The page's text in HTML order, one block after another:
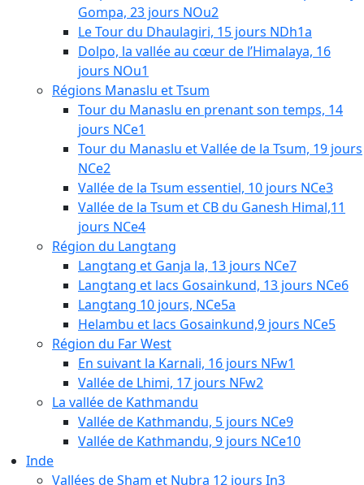
Gompa, 23 jours NOu2
Le Tour du Dhaulagiri, 15 jours NDh1a
Dolpo, la vallée au cœur de l’Himalaya, 16
jours NOu1
Régions Manaslu et Tsum
Tour du Manaslu en prenant son temps, 14
jours NCe1
Tour du Manaslu et Vallée de la Tsum, 19 jours
NCe2
Vallée de la Tsum essentiel, 10 jours NCe3
Vallée de la Tsum et CB du Ganesh Himal,11
jours NCe4
Région du Langtang
Langtang et Ganja la, 13 jours NCe7
Langtang et lacs Gosainkund, 13 jours NCe6
Langtang 10 jours, NCe5a
Helambu et lacs Gosainkund,9 jours NCe5
Région du Far West
En suivant la Karnali, 16 jours NFw1
Vallée de Lhimi, 17 jours NFw2
La vallée de Kathmandu
Vallée de Kathmandu, 5 jours NCe9
Vallée de Kathmandu, 9 jours NCe10
Inde
Vallées de Sham et Nubra 12 jours In3